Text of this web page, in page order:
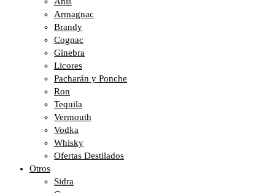
Armagnac
Brandy
Cognac
Ginebra
Licores
Pacharán y Ponche
Ron
Tequila
Vermouth
Vodka
Whisky
Ofertas Destilados
Otros
Sidra